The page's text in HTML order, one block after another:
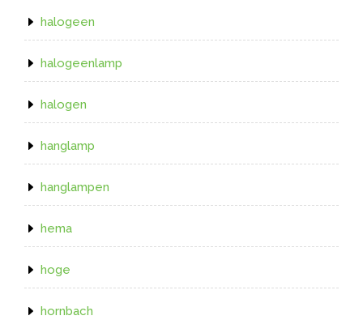
halogeen
halogeenlamp
halogen
hanglamp
hanglampen
hema
hoge
hornbach